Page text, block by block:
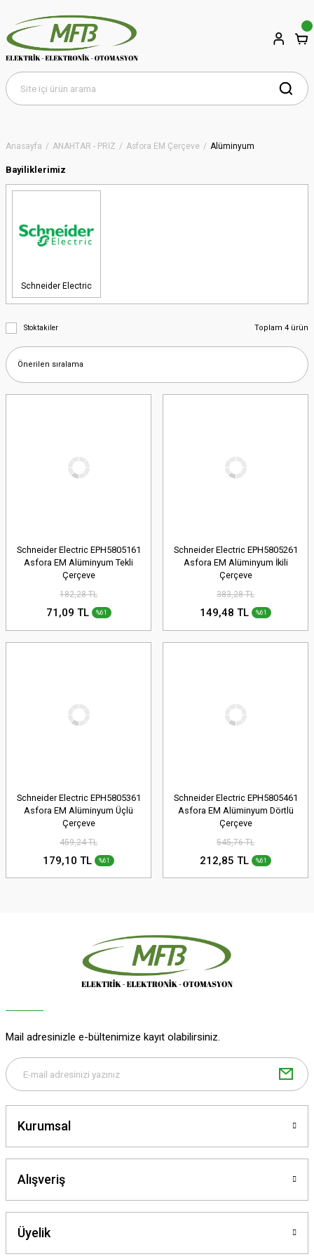
Anasayfa ANAHTAR - PRİZ Asfora EM Çerçeve Alüminyum
Bayiliklerimiz
Schneider Electric
Stoktakiler Toplam 4 ürün
Schneider Electric EPH5805161
Asfora EM Alüminyum Tekli
Çerçeve
182,28 TL
71,09 TL %61
Schneider Electric EPH5805261
Asfora EM Alüminyum İkili
Çerçeve
383,28 TL
149,48 TL %61
Schneider Electric EPH5805361
Asfora EM Alüminyum Üçlü
Çerçeve
459,24 TL
179,10 TL %61
Schneider Electric EPH5805461
Asfora EM Alüminyum Dörtlü
Çerçeve
545,76 TL
212,85 TL %61
Mail adresinizle e-bültenimize kayıt olabilirsiniz.
Kurumsal
Alışveriş
Üyelik